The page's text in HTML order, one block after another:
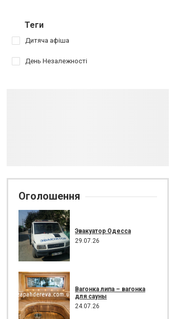
Теги
Дитяча афіша
День Незалежності
Оголошення
Эвакуатор Одесса
29.07.26
Вагонка липа – вагонка
для сауны
24.07.26